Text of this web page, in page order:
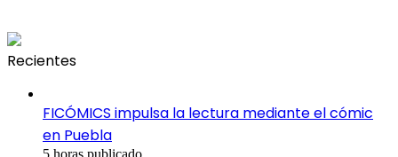
Recientes
FICÓMICS impulsa la lectura mediante el cómic
en Puebla